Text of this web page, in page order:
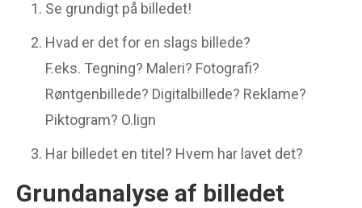
Se grundigt på billedet!
Hvad er det for en slags billede?
F.eks. Tegning? Maleri? Fotografi?
Røntgenbillede? Digitalbillede? Reklame?
Piktogram? O.lign
Har billedet en titel? Hvem har lavet det?
Grundanalyse af billedet